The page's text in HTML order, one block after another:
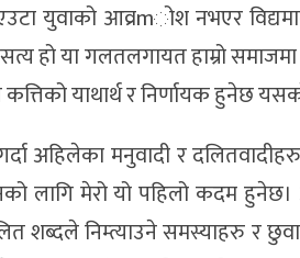
युवाको आव्रmोश नभएर
हो या गलतलगायत हाम्रो
याथार्थ र निर्णायक हुनेछ
अहिलेका मनुवादी र
लागि मेरो यो पहिलो कदम
शब्दले निम्त्याउने समस्याहरु र